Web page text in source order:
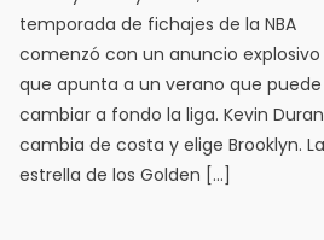
temporada de fichajes de la NBA
comenzó con un anuncio explosivo
que apunta a un verano que puede
cambiar a fondo la liga. Kevin
cambia de costa y elige Brooklyn.
estrella de los Golden […]